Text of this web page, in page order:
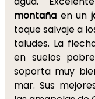
montaña en un
toque salvaje a
taludes. La
en suelos
soporta muy
mar. Sus